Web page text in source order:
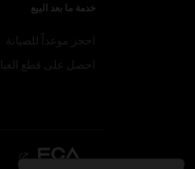
خدمة ما بعد البيع
احجز موعداً للصيانة
احصل على قطع الغيار